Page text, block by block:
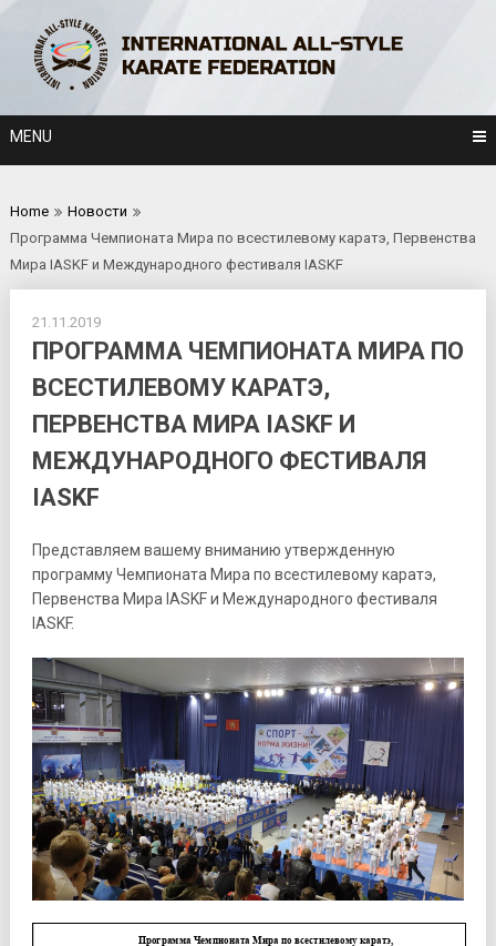
content
MENU
Home
Новости
Программа Чемпионата Мира по всестилевому каратэ, Первенства
Мира IASKF и Международного фестиваля IASKF
21.11.2019
ПРОГРАММА ЧЕМПИОНАТА МИРА ПО
ВСЕСТИЛЕВОМУ КАРАТЭ,
ПЕРВЕНСТВА МИРА IASKF И
МЕЖДУНАРОДНОГО ФЕСТИВАЛЯ
IASKF
Представляем вашему вниманию утвержденную
программу Чемпионата Мира по всестилевому каратэ,
Первенства Мира IASKF и Международного фестиваля
IASKF.